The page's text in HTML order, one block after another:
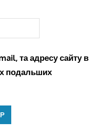
та адресу сайту в
подальших